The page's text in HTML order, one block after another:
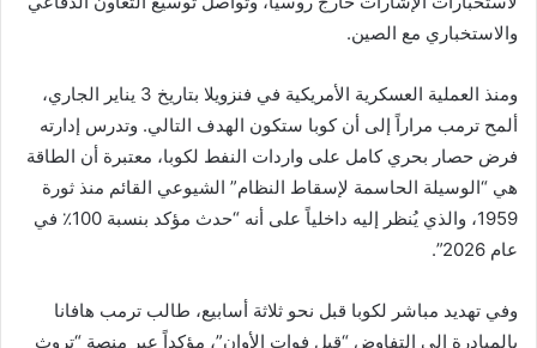
والاستخباري مع الصين.
ومنذ العملية العسكرية الأمريكية في فنزويلا بتاريخ 3 يناير الجاري،
ألمح ترمب مراراً إلى أن كوبا ستكون الهدف التالي. وتدرس إدارته
فرض حصار بحري كامل على واردات النفط لكوبا، معتبرة أن الطاقة
هي “الوسيلة الحاسمة لإسقاط النظام” الشيوعي القائم منذ ثورة
1959، والذي يُنظر إليه داخلياً على أنه “حدث مؤكد بنسبة 100٪ في
عام 2026”.
وفي تهديد مباشر لكوبا قبل نحو ثلاثة أسابيع، طالب ترمب هافانا
بالمبادرة إلى التفاوض “قبل فوات الأوان”، مؤكداً عبر منصة “تروث